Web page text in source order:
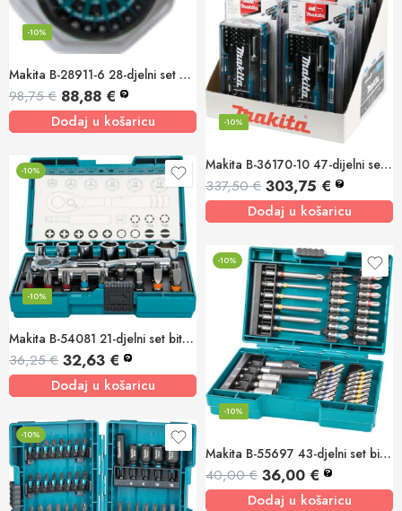
Makita B-28911-6 28-djelni set bitova u plosnatoj kutiji (6/1)
-10%
98,75€ 88,88 € ?
Dodaj u košaricu
Makita B-36170-10 47-dijelni set nasadnih ključeva i bitova (10/1)
-10%
337,50€ 303,75 € ?
Dodaj u košaricu
-10%
Makita B-54081 21-djelni set bitova s račnom
-10%
36,25€ 32,63 € ?
Dodaj u košaricu
-10%
Makita B-55697 43-djelni set bitova u boji
-10%
40,00€ 36,00 € ?
Dodaj u košaricu
-10%